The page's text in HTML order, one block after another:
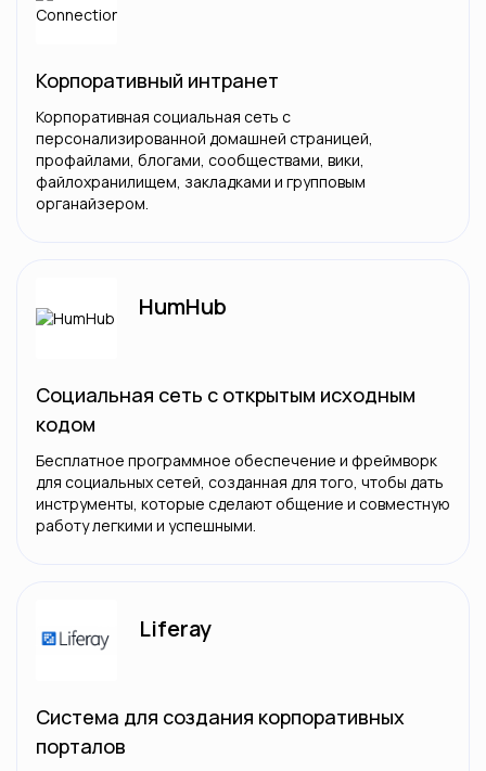
Корпоративный интранет
Корпоративная социальная сеть с
персонализированной домашней страницей,
профайлами, блогами, сообществами, вики,
файлохранилищем, закладками и групповым
органайзером.
HumHub
Социальная сеть с открытым исходным
кодом
Бесплатное программное обеспечение и фреймворк
для социальных сетей, созданная для того, чтобы дать
инструменты, которые сделают общение и совместную
работу легкими и успешными.
Liferay
Система для создания корпоративных
порталов